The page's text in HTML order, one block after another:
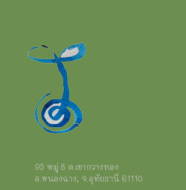
95 หมู่ 8 ต.เขากวางทอง
อ.หนองฉาง, จ.อุทัยธานี 61110